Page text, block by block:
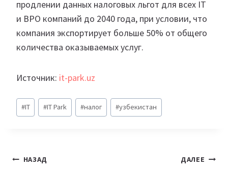
продлении данных налоговых льгот для всех IT
и BPO компаний до 2040 года, при условии, что
компания экспортирует больше 50% от общего
количества оказываемых услуг.
Источник: it-park.uz
Метки
записи:
#IT #IT Park #налог #узбекистан
Навигация
НАЗАД ДАЛЕЕ